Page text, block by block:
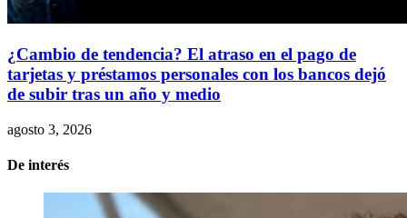
¿Cambio de tendencia? El atraso en el pago de
tarjetas y préstamos personales con los bancos dejó
de subir tras un año y medio
agosto 3, 2026
De interés